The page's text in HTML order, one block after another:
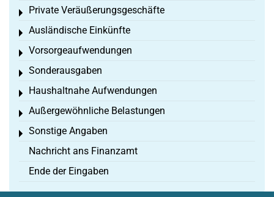
Private Veräußerungsgeschäfte
Toggle menu
Ausländische Einkünfte
Toggle menu
Vorsorgeaufwendungen
Toggle menu
Sonderausgaben
Toggle menu
Haushaltnahe Aufwendungen
Toggle menu
Außergewöhnliche Belastungen
Toggle menu
Sonstige Angaben
Toggle menu
Nachricht ans Finanzamt
Ende der Eingaben